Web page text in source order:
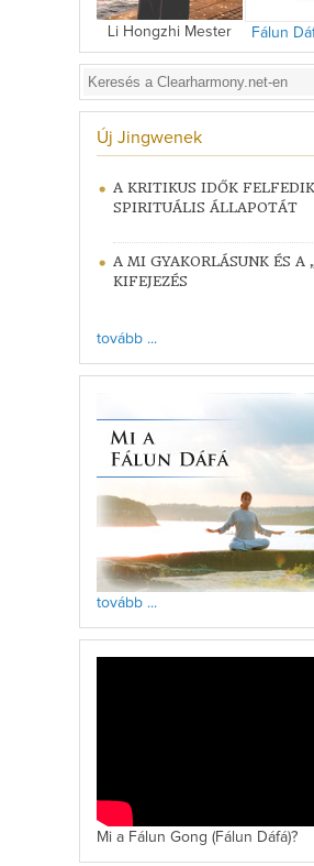
Li Hongzhi Mester Fálun
Új Jingwenek
A KRITIKUS IDŐK
SPIRITUÁLIS ÁLLAPOTÁT
A MI GYAKORLÁSUNK ÉS A
KIFEJEZÉS
tovább ...
tovább ...
Mi a Fálun Gong (Fálun Dáfá)?